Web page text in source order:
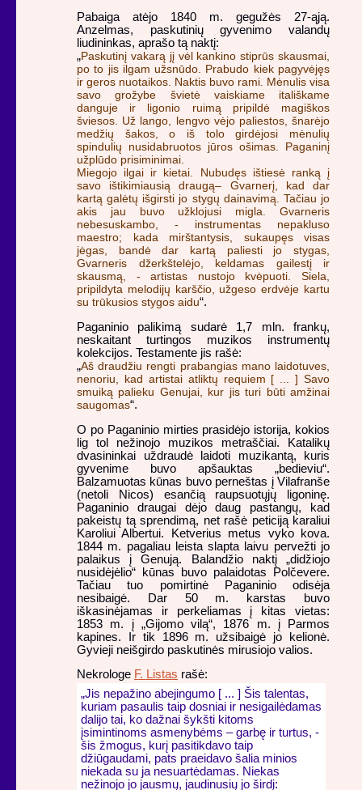
Pabaiga atėjo 1840 m. gegužės 27-ąją.
Anzelmas, paskutinių gyvenimo valandų
liudininkas, aprašo tą naktį:
„Paskutinį vakarą jį vėl kankino stiprūs skausmai,
po to jis ilgam užsnūdo. Prabudo kiek pagyvėjęs
ir geros nuotaikos. Naktis buvo rami. Mėnulis visa
savo grožybe švietė vaiskiame itališkame
danguje ir ligonio ruimą pripildė magiškos
šviesos. Už lango, lengvo vėjo paliestos, šnarėjo
medžių šakos, o iš tolo girdėjosi mėnulių
spindulių nusidabruotos jūros ošimas. Paganinį
užplūdo prisiminimai.
Miegojo ilgai ir kietai. Nubudęs ištiesė ranką į
savo ištikimiausią draugą– Gvarnerį, kad dar
kartą galėtų išgirsti jo stygų dainavimą. Tačiau jo
akis jau buvo užklojusi migla. Gvarneris
nebesuskambo, - instrumentas nepakluso
maestro; kada mirštantysis, sukaupęs visas
jėgas, bandė dar kartą paliesti jo stygas,
Gvarneris džerkštelėjo, keldamas gailestį ir
skausmą, - artistas nustojo kvėpuoti. Siela,
pripildyta melodijų karščio, užgeso erdvėje kartu
su trūkusios stygos aidu“.
Paganinio palikimą sudarė 1,7 mln. frankų,
neskaitant turtingos muzikos instrumentų
kolekcijos. Testamente jis rašė:
„Aš draudžiu rengti prabangias mano laidotuves,
nenoriu, kad artistai atliktų requiem [ ... ] Savo
smuiką palieku Genujai, kur jis turi būti amžinai
saugomas“.
O po Paganinio mirties prasidėjo istorija, kokios
lig tol nežinojo muzikos metraščiai. Katalikų
dvasininkai uždraudė laidoti muzikantą, kuris
gyvenime buvo apšauktas „bedieviu“.
Balzamuotas kūnas buvo perneštas į Vilafranše
(netoli Nicos) esančią raupsuotųjų ligoninę.
Paganinio draugai dėjo daug pastangų, kad
pakeistų tą sprendimą, net rašė peticiją karaliui
Karoliui Albertui. Ketverius metus vyko kova.
1844 m. pagaliau leista slapta laivu pervežti jo
palaikus į Genują. Balandžio naktį „didžiojo
nusidėjėlio“ kūnas buvo palaidotas Polčevere.
Tačiau tuo pomirtinė Paganinio odisėja
nesibaigė. Dar 50 m. karstas buvo
iškasinėjamas ir perkeliamas į kitas vietas:
1853 m. į „Gijomo vilą“, 1876 m. į Parmos
kapines. Ir tik 1896 m. užsibaigė jo kelionė.
Gyvieji neišgirdo paskutinės mirusiojo valios.
Nekrologe F. Listas rašė:
„Jis nepažino abejingumo [ ... ] Šis talentas,
kuriam pasaulis taip dosniai ir nesigailėdamas
dalijo tai, ko dažnai šykšti kitoms
įsimintinoms asmenybėms – garbę ir turtus, -
šis žmogus, kurį pasitikdavo taip
džiūgaudami, pats praeidavo šalia minios
niekada su ja nesuartėdamas. Niekas
nežinojo jo jausmų, jaudinusių jo širdį: